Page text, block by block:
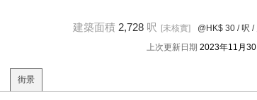
建築面積 2,728 呎 [未核實] @HK$ 30 / 呎 /
上次更新日期 2023年11月30
街景